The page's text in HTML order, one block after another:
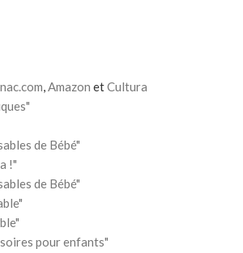
,Amazon etCultura
de Bébé"
!"
de Bébé"
pour enfants"